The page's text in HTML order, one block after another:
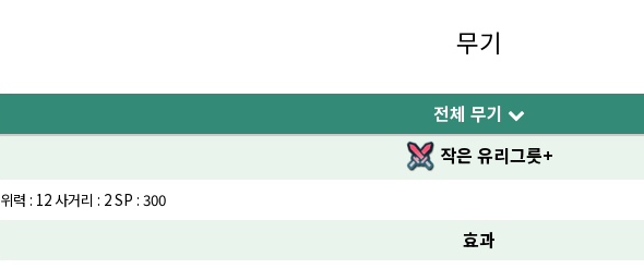
무기
전체 무기
작은 유리그릇+
위력 : 12 사거리 : 2 SP : 300
효과